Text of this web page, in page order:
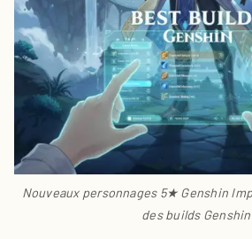
Nouveaux personnages 5★ Genshin
des builds